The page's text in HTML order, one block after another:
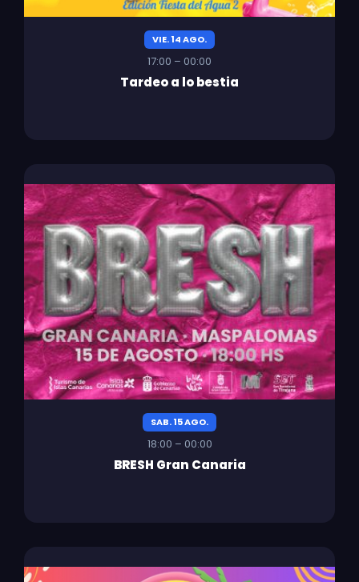
VIE. 14 AGO.
17:00 – 00:00
Tardeo a lo bestia
SAB. 15 AGO.
18:00 – 00:00
BRESH Gran Canaria